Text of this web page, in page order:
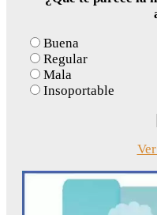
Buena
Regular
Mala
Insoportable